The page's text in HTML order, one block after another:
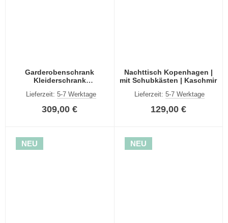
Garderobenschrank
Kleiderschrank
Kaschmir
Lieferzeit: 5-7 Werktage
309,00 €
Nachttisch Kopenhagen |
mit Schubkästen | Kaschmir
Lieferzeit:5-7 Werktage
129,00 €
NEU NEU